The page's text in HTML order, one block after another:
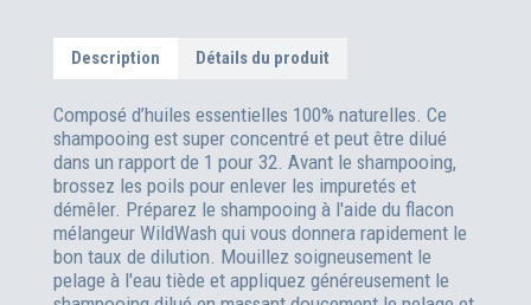
Description Détails du produit
Composé d’huiles essentielles 100% naturelles. Ce
shampooing est super concentré et peut être dilué
dans un rapport de 1 pour 32. Avant le shampooing,
brossez les poils pour enlever les impuretés et
démêler. Préparez le shampooing à l'aide du flacon
mélangeur WildWash qui vous donnera rapidement le
bon taux de dilution. Mouillez soigneusement le
pelage à l'eau tiède et appliquez généreusement le